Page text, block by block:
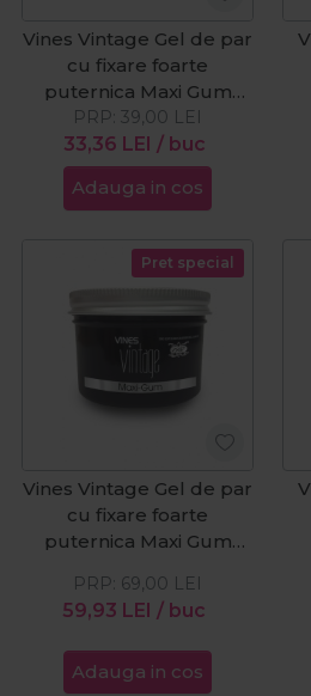
Vines Vintage Gel de par
cu fixare foarte
puternica Maxi Gum
125ml
33,36 LEI / buc
PRP: 39,00 LEI
Adauga in cos
Pret special
Vines Vintage Gel de par
cu fixare foarte
puternica Maxi Gum
59,93 LEI / buc
PRP: 69,00 LEI
Adauga in cos